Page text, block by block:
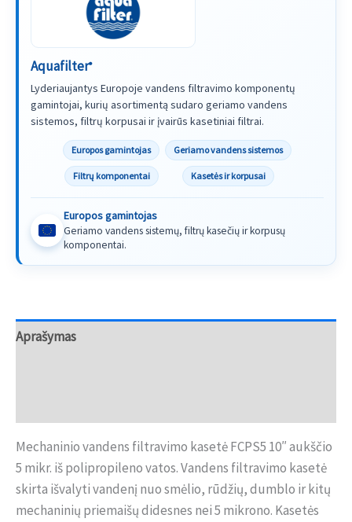
Aquafilter®
Lyderiaujantys Europoje vandens filtravimo komponentų
gamintojai, kurių asortimentą sudaro geriamo vandens
sistemos, filtrų korpusai ir įvairūs kasetiniai filtrai.
Europos gamintojas Geriamo vandens sistemos
Filtrų komponentai Kasetės ir korpusai
Europos gamintojas
Geriamo vandens sistemų, filtrų kasečių ir korpusų
komponentai.
Aprašymas
Mechaninio vandens filtravimo kasetė FCPS5 10″ aukščio
5 mikr. iš polipropileno vatos. Vandens filtravimo kasetė
skirta išvalyti vandenį nuo smėlio, rūdžių, dumblo ir kitų
mechaninių priemaišų didesnes nei 5 mikrono. Kasetės